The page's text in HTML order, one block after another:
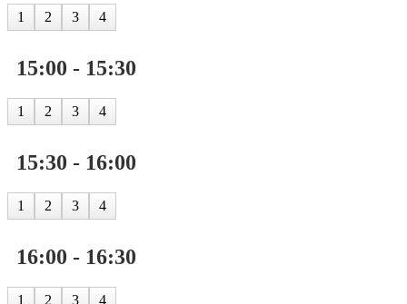
1 2 3 4
15:00 - 15:30
1 2 3 4
15:30 - 16:00
1 2 3 4
16:00 - 16:30
1 2 3 4